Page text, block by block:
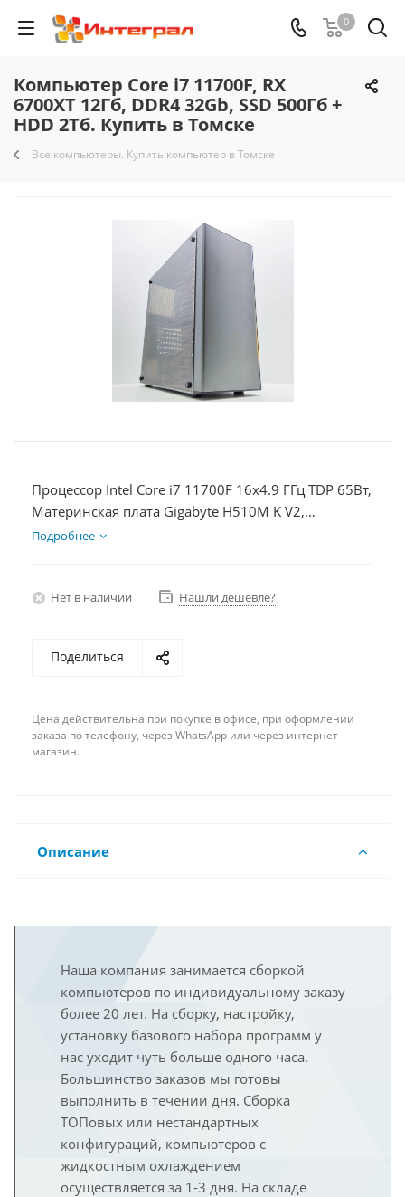
0
Компьютер Core i7 11700F, RX
6700XT 12Гб, DDR4 32Gb, SSD 500Гб +
HDD 2Тб. Купить в Томске
Все компьютеры. Купить компьютер в Томске
Процессор Intel Core i7 11700F 16x4.9 ГГц TDP 65Вт,
Материнская плата Gigabyte H510M K V2,
Видеокарта RX 6700XT 12Гб, Память DDR4 32Gb,
Подробнее
Нет в наличии Нашли дешевле?
Поделиться
Цена действительна при покупке в офисе, при оформлении
заказа по телефону, через WhatsApp или через интернет-
магазин.
Описание
Наша компания занимается сборкой
компьютеров по индивидуальному заказу
более 20 лет. На сборку, настройку,
установку базового набора программ у
нас уходит чуть больше одного часа.
Большинство заказов мы готовы
выполнить в течении дня. Сборка
ТОПовых или нестандартных
конфигураций, компьютеров с
жидкостным охлаждением
осуществляется за 1-3 дня. На складе